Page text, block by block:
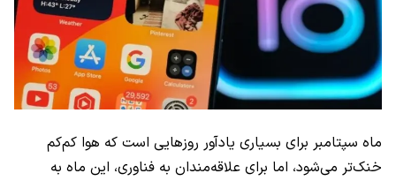
ماه سپتامبر برای بسیاری یادآور روزهایی است که هوا کم‌کم
خنک‌تر می‌شود، اما برای علاقه‌مندان به فناوری، این ماه به